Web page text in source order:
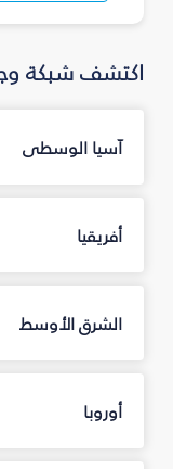
اكتشف شبكة
آسيا الوسطى
أفريقيا
الشرق الأوسط
أوروبا